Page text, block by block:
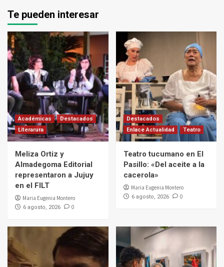
Te pueden interesar
Académicas
Destacados
Literarura
Meliza Ortiz y
Almadegoma Editorial
representaron a Jujuy
en el FILT
Maria Eugenia Montero
6 agosto, 2026 0
Destacados
Enlace Actualidad
Teatro
Teatro tucumano en El
Pasillo: «Del aceite a la
cacerola»
Maria Eugenia Montero
6 agosto, 2026 0